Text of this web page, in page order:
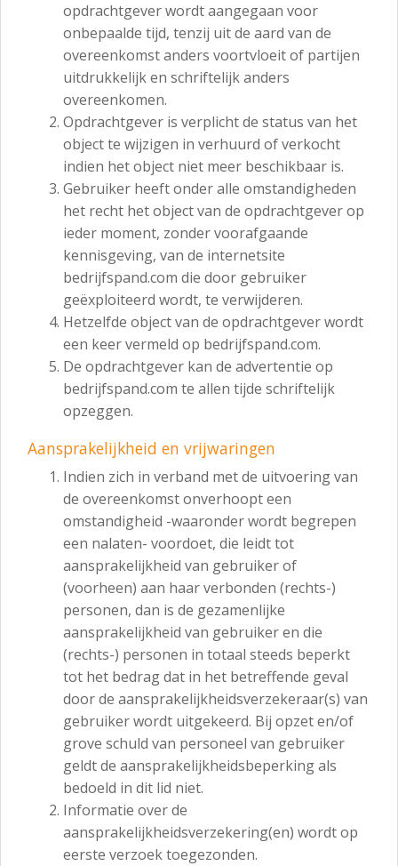
opdrachtgever wordt aangegaan voor
onbepaalde tijd, tenzij uit de aard van de
overeenkomst anders voortvloeit of partijen
uitdrukkelijk en schriftelijk anders
overeenkomen.
Opdrachtgever is verplicht de status van het
object te wijzigen in verhuurd of verkocht
indien het object niet meer beschikbaar is.
Gebruiker heeft onder alle omstandigheden
het recht het object van de opdrachtgever op
ieder moment, zonder voorafgaande
kennisgeving, van de internetsite
bedrijfspand.com die door gebruiker
geëxploiteerd wordt, te verwijderen.
Hetzelfde object van de opdrachtgever wordt
een keer vermeld op bedrijfspand.com.
De opdrachtgever kan de advertentie op
bedrijfspand.com te allen tijde schriftelijk
opzeggen.
Aansprakelijkheid en vrijwaringen
Indien zich in verband met de uitvoering van
de overeenkomst onverhoopt een
omstandigheid -waaronder wordt begrepen
een nalaten- voordoet, die leidt tot
aansprakelijkheid van gebruiker of
(voorheen) aan haar verbonden (rechts-)
personen, dan is de gezamenlijke
aansprakelijkheid van gebruiker en die
(rechts-) personen in totaal steeds beperkt
tot het bedrag dat in het betreffende geval
door de aansprakelijkheidsverzekeraar(s) van
gebruiker wordt uitgekeerd. Bij opzet en/of
grove schuld van personeel van gebruiker
geldt de aansprakelijkheidsbeperking als
bedoeld in dit lid niet.
Informatie over de
aansprakelijkheidsverzekering(en) wordt op
eerste verzoek toegezonden.